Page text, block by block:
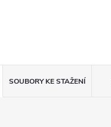
SOUBORY KE STAŽENÍ